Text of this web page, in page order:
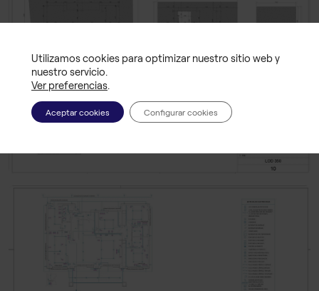
Utilizamos cookies para optimizar nuestro sitio web y
nuestro servicio.
Ver preferencias.
Aceptar cookies Configurar cookies